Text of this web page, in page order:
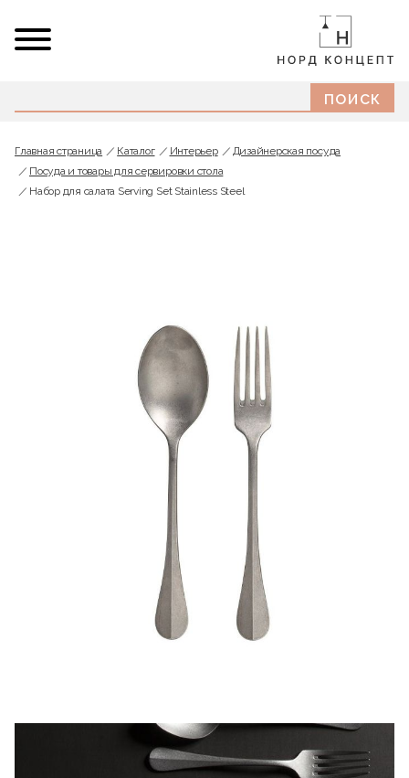
Главная страница Каталог Интерьер
Дизайнерская посуда
Посуда и товары для сервировки стола
Набор для салата Serving Set Stainless Steel